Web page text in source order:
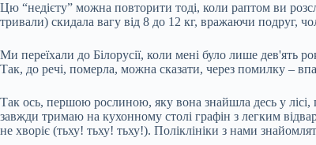
Цю “недієту” можна повторити тоді, коли раптом ви
тривали) скидала вагу від 8 до 12 кг, вражаючи подруг,
Ми переїхали до Білорусії, коли мені було лише дев'ять
Так, до речі, померла, можна сказати, через помилку –
Так ось, першою рослиною, яку вона знайшла десь у лісі,
завжди тримаю на кухонному столі графін з легким
не хворіє (тьху! тьху! тьху!). Поліклініки з нами